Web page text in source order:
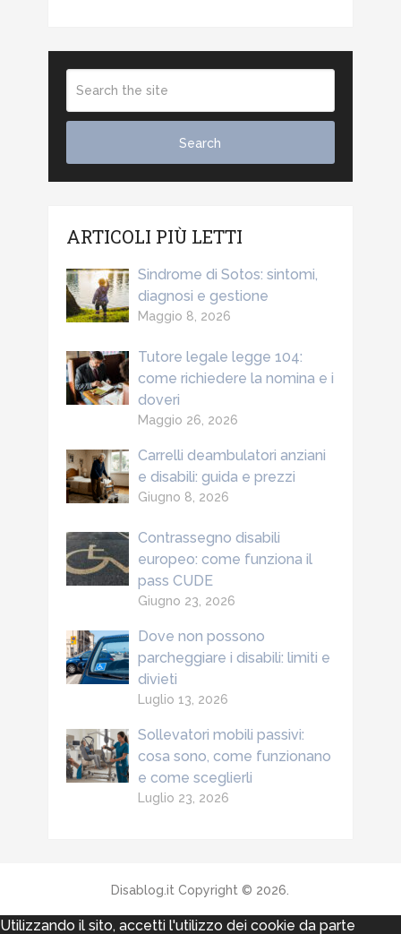
ARTICOLI PIÙ LETTI
Sindrome di Sotos: sintomi,
diagnosi e gestione
Maggio 8, 2026
Tutore legale legge 104:
come richiedere la nomina e i
doveri
Maggio 26, 2026
Carrelli deambulatori anziani
e disabili: guida e prezzi
Giugno 8, 2026
Contrassegno disabili
europeo: come funziona il
pass CUDE
Giugno 23, 2026
Dove non possono
parcheggiare i disabili: limiti e
divieti
Luglio 13, 2026
Sollevatori mobili passivi:
cosa sono, come funzionano
e come sceglierli
Luglio 23, 2026
Disablog.it Copyright © 2026.
Utilizzando il sito, accetti l'utilizzo dei cookie da parte